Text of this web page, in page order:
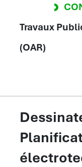
Travaux
(OAR)